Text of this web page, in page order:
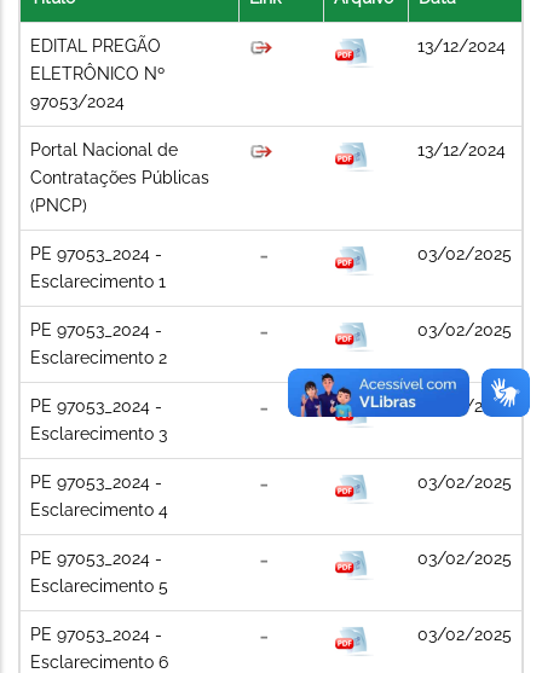
EDITAL PREGÃO
ELETRÔNICO Nº
97053/2024
13/12/2024
Portal Nacional de
Contratações Públicas
(PNCP)
13/12/2024
PE 97053_2024 -
Esclarecimento 1
03/02/2025
PE 97053_2024 -
Esclarecimento 2
03/02/2025
PE 97053_2024 -
Esclarecimento 3
03/02/2025
PE 97053_2024 -
Esclarecimento 4
03/02/2025
PE 97053_2024 -
Esclarecimento 5
03/02/2025
PE 97053_2024 -
Esclarecimento 6
03/02/2025